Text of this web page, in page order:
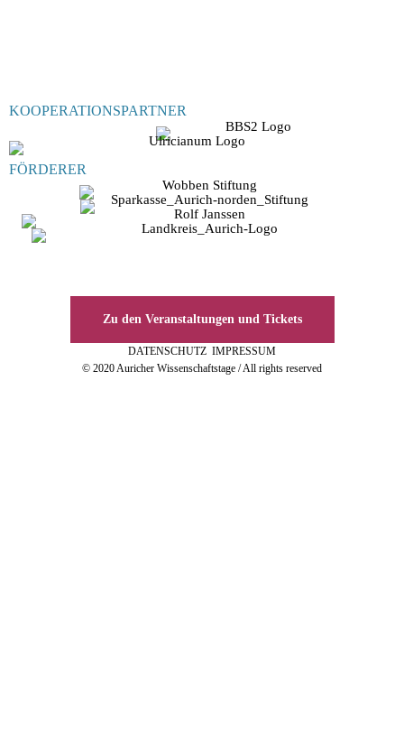
KOOPERATIONSPARTNER
FÖRDERER
DATENSCHUTZ
IMPRESSUM
© 2020 Auricher Wissenschaftstage / All rights reserved